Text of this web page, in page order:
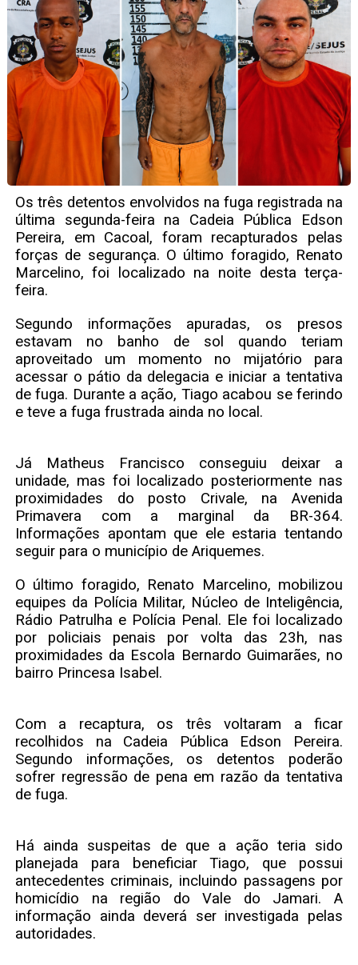
Os três detentos envolvidos na fuga registrada na
última segunda-feira na Cadeia Pública Edson
Pereira, em Cacoal, foram recapturados pelas
forças de segurança. O último foragido, Renato
Marcelino, foi localizado na noite desta terça-
feira.
Segundo informações apuradas, os presos
estavam no banho de sol quando teriam
aproveitado um momento no mijatório para
acessar o pátio da delegacia e iniciar a tentativa
de fuga. Durante a ação, Tiago acabou se ferindo
e teve a fuga frustrada ainda no local.
Já Matheus Francisco conseguiu deixar a
unidade, mas foi localizado posteriormente nas
proximidades do posto Crivale, na Avenida
Primavera com a marginal da BR-364.
Informações apontam que ele estaria tentando
seguir para o município de Ariquemes.
O último foragido, Renato Marcelino, mobilizou
equipes da Polícia Militar, Núcleo de Inteligência,
Rádio Patrulha e Polícia Penal. Ele foi localizado
por policiais penais por volta das 23h, nas
proximidades da Escola Bernardo Guimarães, no
bairro Princesa Isabel.
Com a recaptura, os três voltaram a ficar
recolhidos na Cadeia Pública Edson Pereira.
Segundo informações, os detentos poderão
sofrer regressão de pena em razão da tentativa
de fuga.
Há ainda suspeitas de que a ação teria sido
planejada para beneficiar Tiago, que possui
antecedentes criminais, incluindo passagens por
homicídio na região do Vale do Jamari. A
informação ainda deverá ser investigada pelas
autoridades.